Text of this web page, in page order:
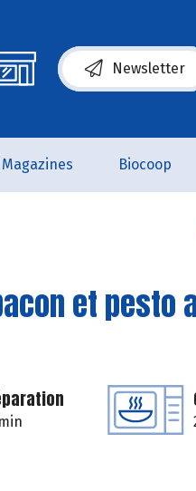
Newsletter
(s’ouvre dans une
Magazines Biocoop
et pesto